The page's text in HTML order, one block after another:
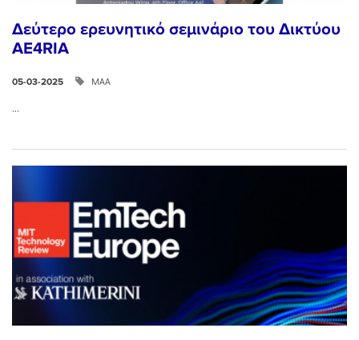
Δεύτερο ερευνητικό σεμινάριο του Δικτύου
AE4RIA
05-03-2025 ΜΑΑ
...